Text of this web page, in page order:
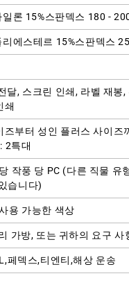
일론 15%스판덱스 180 -
리에스테르 15%스판덱스
달, 스크린 인쇄, 라벨 재봉,
쇄
즈부터 성인 플러스 사이즈
2특대
작풍 당 PC (다른 직물 유
습니다)
용 가능한 색상
가방, 또는 귀하의 요구 사
페덱스,티엔티,해상 운송